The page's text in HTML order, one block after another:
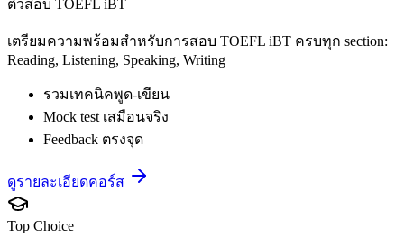
ติวสอบ TOEFL iBT
เตรียมความพร้อมสำหรับการสอบ TOEFL iBT ครบทุก section:
Reading, Listening, Speaking, Writing
รวมเทคนิคพูด-เขียน
Mock test เสมือนจริง
Feedback ตรงจุด
ดูรายละเอียดคอร์ส
Top Choice